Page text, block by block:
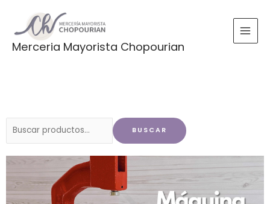
contenido
Merceria Mayorista Chopourian
Buscar
BUSCAR